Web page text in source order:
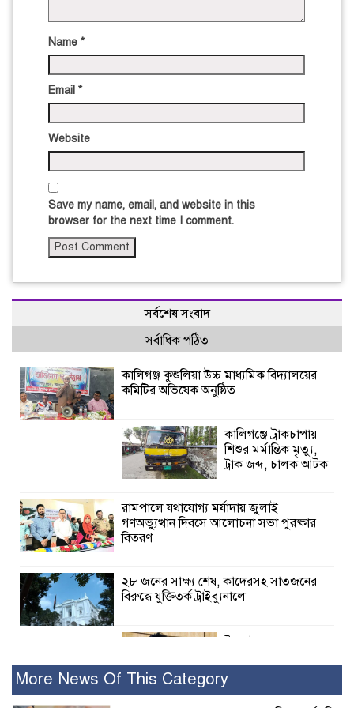
Name *
Email *
Website
Save my name, email, and website in this
browser for the next time I comment.
সর্বশেষ সংবাদ
সর্বাধিক পঠিত
কালিগঞ্জ কুশুলিয়া উচ্চ মাধ্যমিক বিদ্যালয়ের
কমিটির অভিষেক অনুষ্ঠিত
কালিগঞ্জে ট্রাকচাপায়
শিশুর মর্মান্তিক মৃত্যু,
ট্রাক জব্দ, চালক আটক
রামপালে যথাযোগ্য মর্যাদায় জুলাই
গণঅভ্যুত্থান দিবসে আলোচনা সভা পুরষ্কার
বিতরণ
২৮ জনের সাক্ষ্য শেষ, কাদেরসহ সাতজনের
বিরুদ্ধে যুক্তিতর্ক ট্রাইব্যুনালে
ইসলামের সবচেয়ে
নুর
More News Of This Category